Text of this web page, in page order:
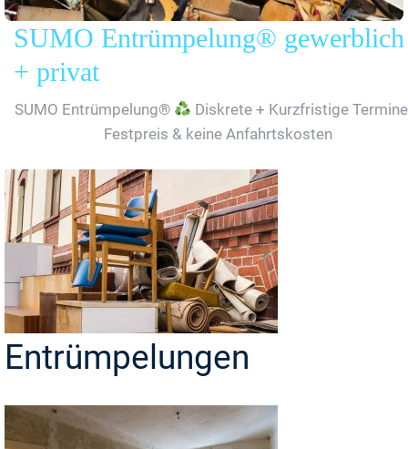
SUMO Entrümpelung® gewerblich
+ privat
SUMO Entrümpelung®
Diskrete + Kurzfristige
Festpreis & keine Anfahrtskosten
Entrümpelungen